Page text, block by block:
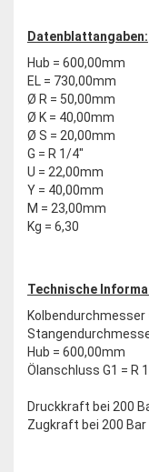
Datenblattangaben:
Hub = 600,00mm
EL = 730,00mm
Ø R = 50,00mm
Ø K = 40,00mm
Ø S = 20,00mm
G = R 1/4"
U = 22,00mm
Y = 40,00mm
M = 23,00mm
Kg = 6,30
Technische
Kolbendurchmesser
Hub = 600,00mm
Ölanschluss G1 = R
Druckkraft bei 200
Zugkraft bei 200 Bar